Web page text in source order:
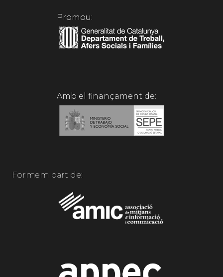
Promou:
Amb el finançament de:
Formem part de: